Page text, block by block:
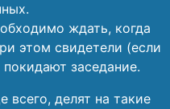
ждать, когда
этом свидетели (если
заседание.
всего, делят на такие